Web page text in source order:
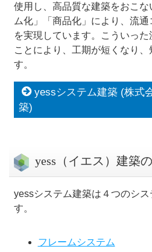
使用し、高品質な建築をおこ
ム化」「商品化」により、流
を実現しています。こういっ
ことにより、工期が短くなり、
す。
yessシステム建築 (株式
築)
yess（イエス）建築
yessシステム建築は４つのシス
す。
フレームシステム